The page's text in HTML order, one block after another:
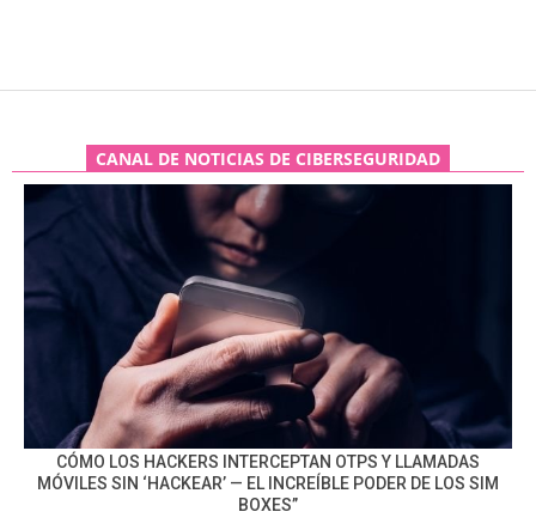
CANAL DE NOTICIAS DE CIBERSEGURIDAD
CÓMO LOS HACKERS INTERCEPTAN OTPS Y LLAMADAS
MÓVILES SIN ‘HACKEAR’ — EL INCREÍBLE PODER DE LOS SIM
BOXES”